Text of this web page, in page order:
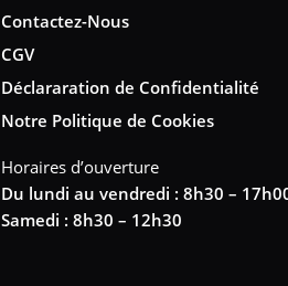
Contactez-Nous
CGV
Déclararation de Confidentialité
Notre Politique de Cookies
Horaires d’ouverture
Du lundi au vendredi : 8h30 –
Samedi : 8h30 – 12h30